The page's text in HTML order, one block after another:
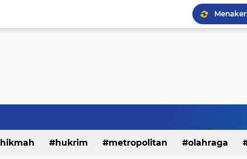
hikmah hukrim metropolitan olahraga